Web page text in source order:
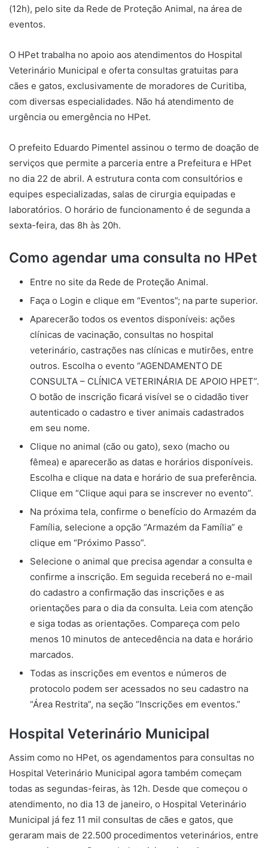
(12h), pelo site da Rede de Proteção Animal, na área de
eventos.
O HPet trabalha no apoio aos atendimentos do Hospital
Veterinário Municipal e oferta consultas gratuitas para
cães e gatos, exclusivamente de moradores de Curitiba,
com diversas especialidades. Não há atendimento de
urgência ou emergência no HPet.
O prefeito Eduardo Pimentel assinou o termo de doação de
serviços que permite a parceria entre a Prefeitura e HPet
no dia 22 de abril. A estrutura conta com consultórios e
equipes especializadas, salas de cirurgia equipadas e
laboratórios. O horário de funcionamento é de segunda a
sexta-feira, das 8h às 20h.
Como agendar uma consulta no HPet
Entre no site da Rede de Proteção Animal.
Faça o Login e clique em “Eventos”; na parte superior.
Aparecerão todos os eventos disponíveis: ações
clínicas de vacinação, consultas no hospital
veterinário, castrações nas clínicas e mutirões, entre
outros. Escolha o evento “AGENDAMENTO DE
CONSULTA – CLÍNICA VETERINÁRIA DE APOIO HPET”.
O botão de inscrição ficará visível se o cidadão tiver
autenticado o cadastro e tiver animais cadastrados
em seu nome.
Clique no animal (cão ou gato), sexo (macho ou
fêmea) e aparecerão as datas e horários disponíveis.
Escolha e clique na data e horário de sua preferência.
Clique em “Clique aqui para se inscrever no evento”.
Na próxima tela, confirme o benefício do Armazém da
Família, selecione a opção “Armazém da Família” e
clique em “Próximo Passo”.
Selecione o animal que precisa agendar a consulta e
confirme a inscrição. Em seguida receberá no e-mail
do cadastro a confirmação das inscrições e as
orientações para o dia da consulta. Leia com atenção
e siga todas as orientações. Compareça com pelo
menos 10 minutos de antecedência na data e horário
marcados.
Todas as inscrições em eventos e números de
protocolo podem ser acessados no seu cadastro na
“Área Restrita”, na seção “Inscrições em eventos.”
Hospital Veterinário Municipal
Assim como no HPet, os agendamentos para consultas no
Hospital Veterinário Municipal agora também começam
todas as segundas-feiras, às 12h. Desde que começou o
atendimento, no dia 13 de janeiro, o Hospital Veterinário
Municipal já fez 11 mil consultas de cães e gatos, que
geraram mais de 22.500 procedimentos veterinários, entre